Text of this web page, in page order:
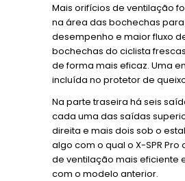
Mais orifícios de ventilação
na área das bochechas
desempenho e maior fluxo
bochechas do ciclista
de forma mais eficaz. Uma
incluída no protetor de
Na parte traseira há seis
cada uma das saídas
direita e mais dois sob o
algo com o qual o X-SPR
de ventilação mais eficiente
com o modelo anterior.